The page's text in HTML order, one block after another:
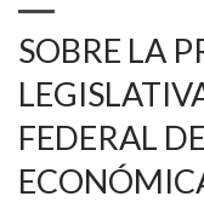
SOBRE LA
FEDERAL